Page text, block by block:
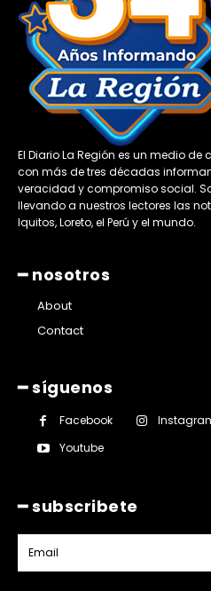
El Diario La Región es un medio
con más de tres décadas
veracidad y compromiso social.
llevando a nuestros lectores las
Iquitos, Loreto, el Perú y el mundo.
━ nosotros
About
Contact
━ síguenos
Facebook
Youtube
━ subscribete